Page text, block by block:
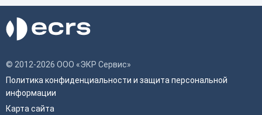
© 2012-2026 ООО «ЭКР Сервис»
Политика конфиденциальности и защита персональной
информации
Карта сайта